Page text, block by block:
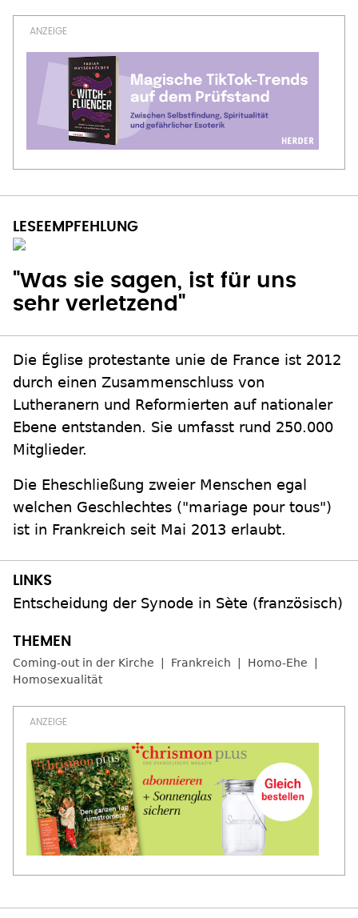
"Was sie sagen, ist für uns
sehr verletzend"
Die Église protestante unie de France ist 2012
durch einen Zusammenschluss von
Lutheranern und Reformierten auf nationaler
Ebene entstanden. Sie umfasst rund 250.000
Mitglieder.
Die Eheschließung zweier Menschen egal
welchen Geschlechtes ("mariage pour tous")
ist in Frankreich seit Mai 2013 erlaubt.
Entscheidung der Synode in Sète (französisch)
Coming-out in der Kirche Frankreich
Homo-Ehe
Homosexualität